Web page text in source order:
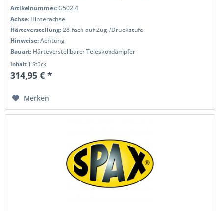
Artikelnummer:G502.4
Achse: Hinterachse
Härteverstellung:28-fach auf Zug-/Druckstufe
Hinweise:Achtung
Bauart: Härteverstellbarer Teleskopdämpfer
Inhalt 1 Stück
314,95 € *
Merken